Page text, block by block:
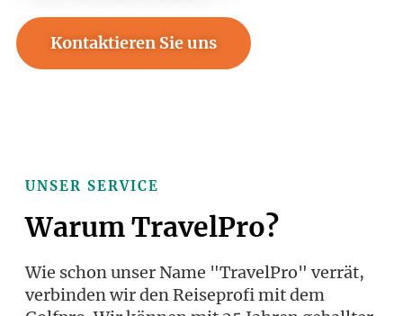
Kontaktieren Sie uns
UNSER SERVICE
Warum TravelPro?
Wie schon unser Name "TravelPro" verrät,
verbinden wir den Reiseprofi mit dem